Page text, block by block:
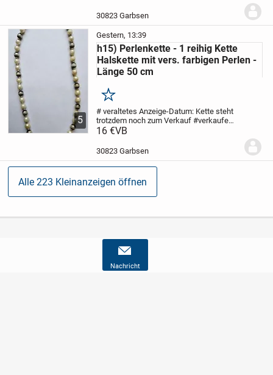
Nachricht
Perlenkette analog Bilder
30823 Garbsen
5
Gestern, 13:39
h15) Perlenkette - 1 reihig Kette
Halskette mit vers. farbigen Perlen -
Länge 50 cm
Merken
# veraltetes Anzeige-Datum: Kette steht
trotzdem noch zum Verkauf #verkaufe
getragene Damen-Halskette
Perlenkette analog Bilder
-...
16 €VB
30823 Garbsen
Alle 223 Kleinanzeigen öffnen